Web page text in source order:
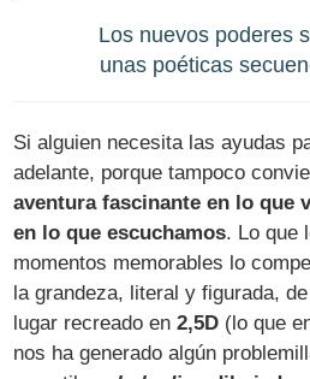
Los nuevos poderes
unas poéticas
Si alguien necesita las ayudas
adelante, porque tampoco
aventura fascinante en lo que
en lo que escuchamos. Lo que
momentos memorables lo
la grandeza, literal y figurada,
lugar recreado en2,5D (lo que
nos ha generado algún